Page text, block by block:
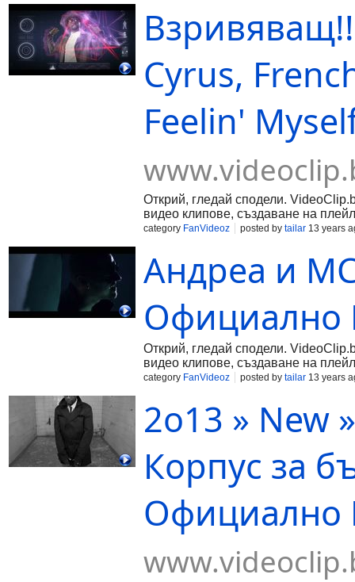
Cyrus,
Feelin'
Открий, гледай сподели.
видео клипове, създаване на
category FanVideoz posted by tailar 13 years
Андреа и
Официално
Открий, гледай сподели.
видео клипове, създаване на
category FanVideoz posted by tailar 13 years
2о13 » New
Корпус за
Официално